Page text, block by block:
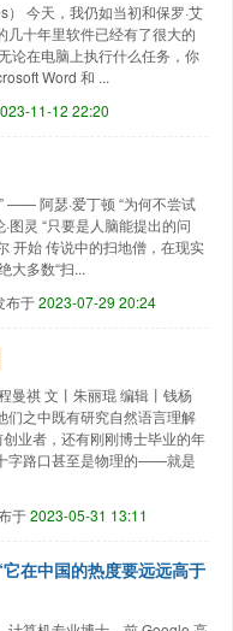
今天，我仍如当初和保罗·艾
几十年里软件已经有了很大的
论在电脑上执行什么任务，你
Word 和 ...
11-12 22:20
—— 阿瑟·爱丁顿 “为何不尝试
灵 “只要是人脑能提出的问
开始 传说中的扫地僧，在现实
大多数“扫...
布于2023-07-29 20:24
曼祺 文丨朱丽琨 编辑丨钱杨
们之中既有研究自然语言理解
业者，还有刚刚博士毕业的年
字路口甚至是物理的——就是
于2023-05-31 13:11
在中国的热度要远远高于